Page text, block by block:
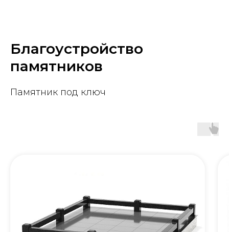
Благоустройство
памятников
Памятник под ключ